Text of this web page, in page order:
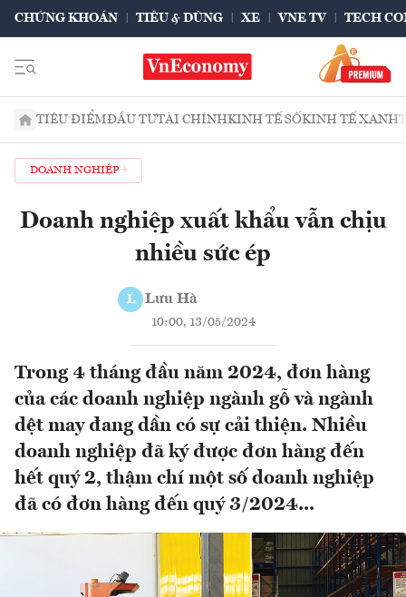
CHỨNG KHOÁN TIÊU & DÙNG XE VNE TV TECH
TIÊU ĐIỂMĐẦU TƯTÀI CHÍNHKINH TẾ SỐKINH TẾ XANH
DOANH NGHIỆP
Doanh nghiệp xuất khẩu vẫn chịu
nhiều sức ép
L Lưu Hà
10:00, 13/05/2024
Trong 4 tháng đầu năm 2024, đơn hàng
của các doanh nghiệp ngành gỗ và ngành
dệt may đang dần có sự cải thiện. Nhiều
doanh nghiệp đã ký được đơn hàng đến
hết quý 2, thậm chí một số doanh nghiệp
đã có đơn hàng đến quý 3/2024...